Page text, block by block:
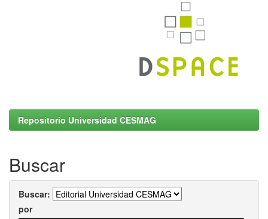
Repositorio Universidad CESMAG
Buscar
Buscar:
por